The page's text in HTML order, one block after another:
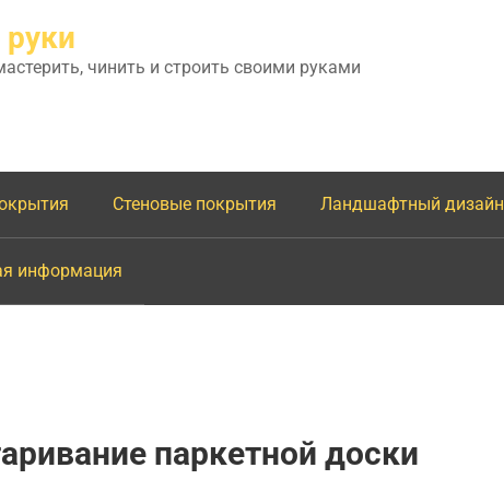
чинить и строить своими руками
Стеновые покрытия Ландшафтный дизайн
информация
паркетной доски